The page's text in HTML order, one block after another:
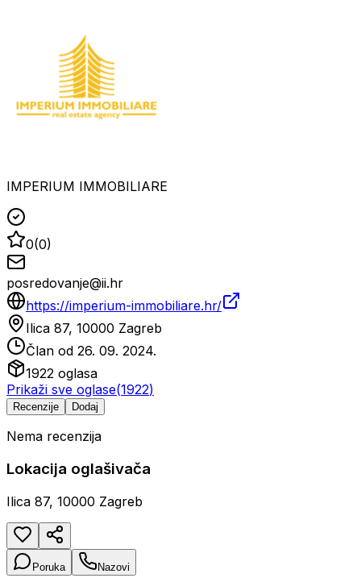
IMPERIUM IMMOBILIARE
0(0)
posredovanje@ii.hr
https://imperium-immobiliare.hr/
Ilica 87, 10000 Zagreb
Član od 26. 09. 2024.
1922 oglasa
Prikaži sve oglase(1922)
Recenzije Dodaj
Nema recenzija
Lokacija oglašivača
Ilica 87, 10000 Zagreb
Poruka Nazovi